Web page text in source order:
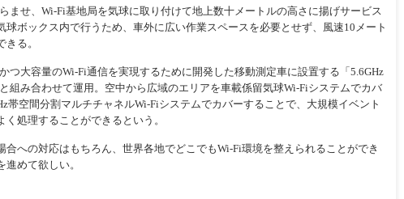
せ、Wi-Fi基地局を気球に取り付けて地上数十メートルの高さに揚げサービス
ボックス内で行うため、車外に広い作業スペースを必要とせず、風速10メート
る。
大容量のWi-Fi通信を実現するために開発した移動測定車に設置する「5.6GHz
組み合わせて運用。空中から広域のエリアを車載係留気球Wi-Fiシステムでカバ
帯空間分割マルチチャネルWi-Fiシステムでカバーすることで、大規模イベント
処理することができるという。
への対応はもちろん、世界各地でどこでもWi-Fi環境を整えられることができ
めて欲しい。